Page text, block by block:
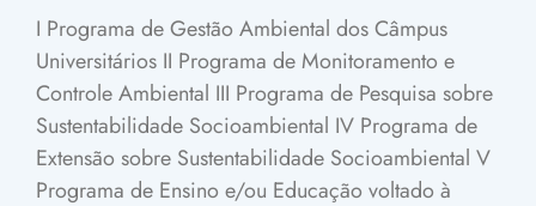
I Programa de Gestão Ambiental dos Câmpus
Universitários II Programa de Monitoramento e
Controle Ambiental III Programa de Pesquisa sobre
Sustentabilidade Socioambiental IV Programa de
Extensão sobre Sustentabilidade Socioambiental V
Programa de Ensino e/ou Educação voltado à